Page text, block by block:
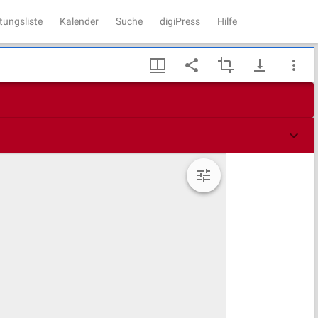
Kalender Suche digiPress Hilfe